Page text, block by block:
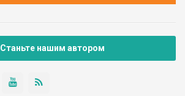
Станьте нашим автором